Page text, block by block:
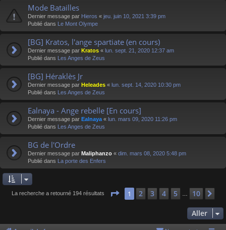
Mode Batailles
Dernier message par Hieros « jeu. juin 10, 2021 3:39 pm
Publié dans Le Mont Olympe
[BG] Kratos, l'ange spartiate (en cours)
Dernier message par Kratos « lun. sept. 21, 2020 12:37 am
Publié dans Les Anges de Zeus
[BG] Héraklès Jr
Dernier message par Heleades « lun. sept. 14, 2020 10:30 pm
Publié dans Les Anges de Zeus
Ealnaya - Ange rebelle [En cours]
Dernier message par Ealnaya « lun. mars 09, 2020 11:26 pm
Publié dans Les Anges de Zeus
BG de l'Ordre
Dernier message par Maliphanzo « dim. mars 08, 2020 5:48 pm
Publié dans La porte des Enfers
La recherche a retourné 194 résultats Page 1sur 10
1 2 3 4 5 10
Aller